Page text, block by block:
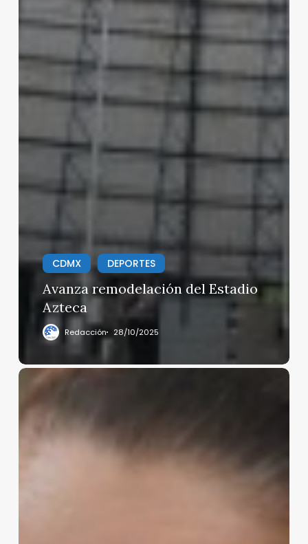
CDMX DEPORTES
Avanza remodelación del Estadio
Azteca
Redacción 28/10/2025
Nueva
para
aranceles
contra
México